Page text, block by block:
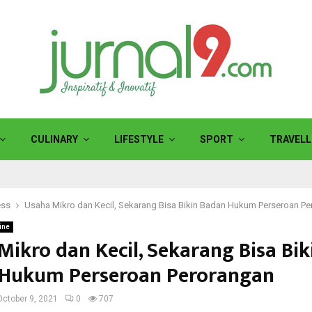
CULINARY LIFESTYLE SPORT
Usaha Mikro dan Kecil, Sekarang Bisa Bikin Badan Hukum Perseroan
dan Kecil, Sekarang Bisa
Perseroan Perorangan
9, 2021 0 707